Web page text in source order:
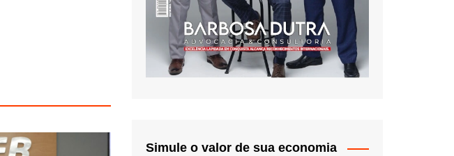
Simule o valor de sua economia